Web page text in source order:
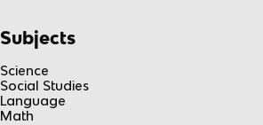
Subjects
Science
Social Studies
Language
Math